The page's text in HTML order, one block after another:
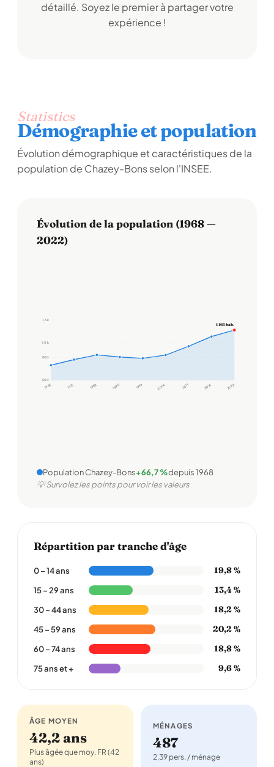
détaillé. Soyez le premier à partager votre
expérience !
Statistics
Démographie et population
Évolution démographique et caractéristiques de la
population de Chazey-Bons selon l'INSEE.
Évolution de la population (1968 —
2022)
500
800
1,0 k
1,3 k
1968 1975 1982 1990 1999 2006 2011 2016 2022
1 165 hab.
Population Chazey-Bons+66,7 %depuis 1968
💡 Survolez les points pour voir les valeurs
Répartition par tranche d'âge
0 – 14 ans 19,8 %
15 – 29 ans 13,4 %
30 – 44 ans 18,2 %
45 – 59 ans 20,2 %
60 – 74 ans 18,8 %
75 ans et + 9,6 %
ÂGE MOYEN
42,2 ans
Plus âgée que moy. FR (42
ans)
MÉNAGES
487
2,39 pers. / ménage